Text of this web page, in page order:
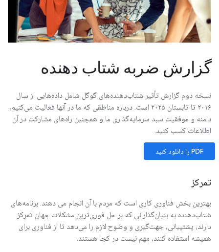
گزارش ضربه شتاب دهنده
نسخه دوم گزارش تأثیر شتاب‌دهنده‌های گوگل شامل داده‌هایی از سال
۲۰۱۶ تا تابستان ۲۰۲۵ است. درباره مناطقی که ما در آنها فعالیت می‌کنیم،
دامنه و موفقیت سبد سرمایه‌گذاری ما و همچنین راه‌های مشارکت در آن
اطلاعات کسب کنید.
PDF را دانلود کنید
تمرکز
بهترین بخش فناوری کاری است که مردم با آن انجام می دهند. برنامه‌های
شتاب‌دهنده به بنیان‌گذارانی که بر حل فوری‌ترین مشکلات جهان تمرکز
دارند، پشتیبانی، جهت‌گیری و وضوح لازم را می‌دهد تا از فناوری برای
همیشه استفاده کنند، مهم نیست در کجا هستند.